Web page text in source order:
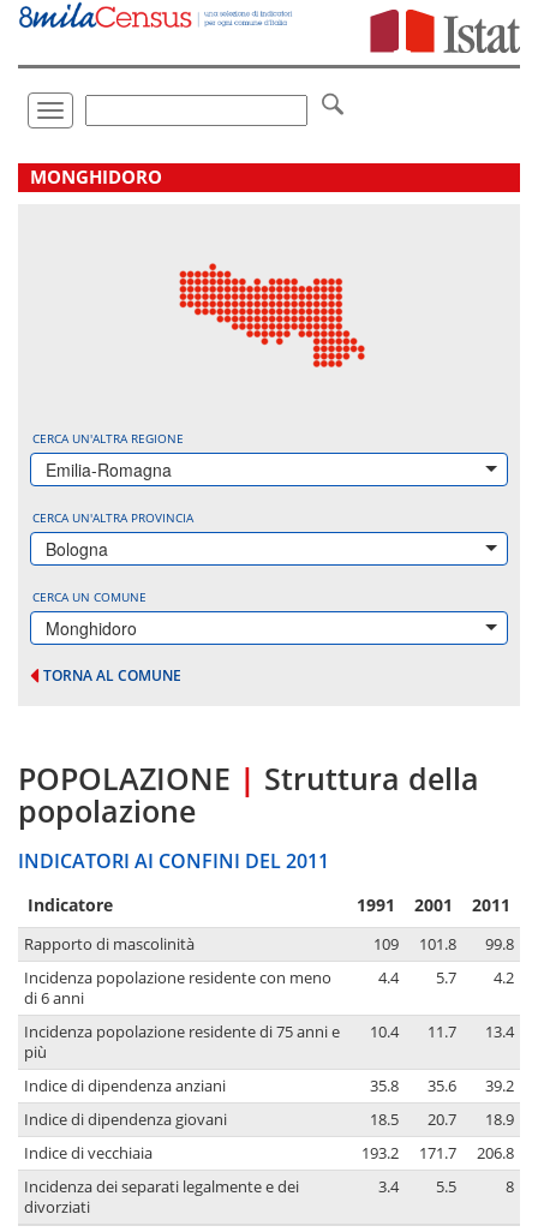
Vai
direttamente
Toggle
navigation
.
MONGHIDORO
CERCA UN'ALTRA REGIONE
Emilia-Romagna
CERCA UN'ALTRA PROVINCIA
Bologna
CERCA UN COMUNE
Monghidoro
TORNA AL COMUNE
POPOLAZIONE | Struttura della
popolazione
INDICATORI AI CONFINI DEL 2011
Indicatore 1991 2001 2011
Rapporto di mascolinità 109 101.8
99.8
Incidenza popolazione residente con meno
di 6 anni
4.4 5.7 4.2
Incidenza popolazione residente di 75 anni e
più
10.4 11.7 13.4
Indice di dipendenza anziani 35.8 35.6
39.2
Indice di dipendenza giovani
18.5 20.7
18.9
Indice di vecchiaia
193.2 171.7
206.8
Incidenza dei separati legalmente e dei
divorziati
3.4 5.5 8